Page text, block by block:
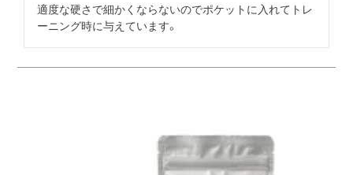
適度な硬さで細かくならないのでポケットに入れてトレ
ーニング時に与えています。